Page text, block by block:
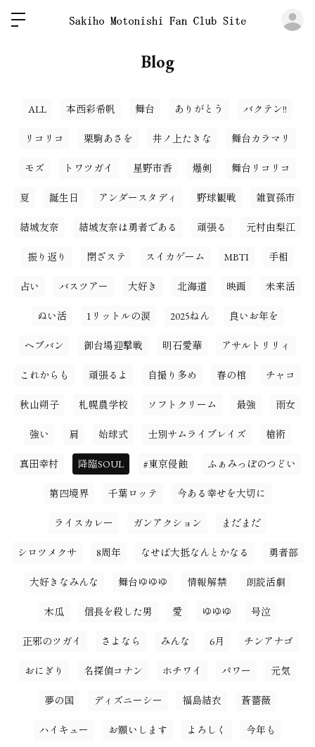
Blog
ALL 本西彩希帆 舞台 ありがとう バクテン!!
リコリコ 栗駒あさを 井ノ上たきな 舞台カラマリ
モズ トワツガイ 星野市香 爆剣 舞台リコリコ
夏 誕生日 アンダースタディ 野球観戦 雑賀孫市
結城友奈 結城友奈は勇者である 頑張る 元村由梨江
振り返り 閉ざステ スイカゲーム MBTI 手相
占い バスツアー 大好き 北海道 映画 未来活
ぬい活 1リットルの涙 2025ねん 良いお年を
ヘブバン 御台場迎撃戦 明石愛華 アサルトリリィ
これからも 頑張るよ 自撮り多め 春の棺 チャコ
秋山朔子 札幌農学校 ソフトクリーム 最強 雨女
強い 肩 始球式 士別サムライブレイズ 槍術
真田幸村 降臨SOUL #東京侵蝕 ふぁみっぽのつどい
第四境界 千葉ロッテ 今ある幸せを大切に
ライスカレー ガンアクション まだまだ
シロツメクサ 8周年 なせば大抵なんとかなる 勇者部
大好きなみんな 舞台ゆゆゆ 情報解禁 朗読活劇
木瓜 信長を殺した男 愛 ゆゆゆ 号泣
正邪のツガイ さよなら みんな 6月 チンアナゴ
おにぎり 名探偵コナン ホチワイ パワー 元気
夢の国 ディズニーシー 福島結衣 蒼薔薇
ハイキュー お願いします よろしく 今年も